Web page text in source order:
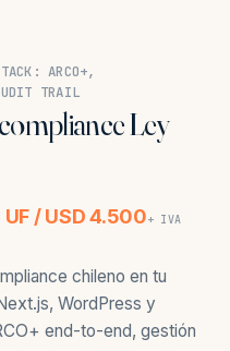
ARCO+,
TRAIL
Ley
/ USD 4.500+ IVA
chileno en tu
WordPress y
end-to-end, gestión